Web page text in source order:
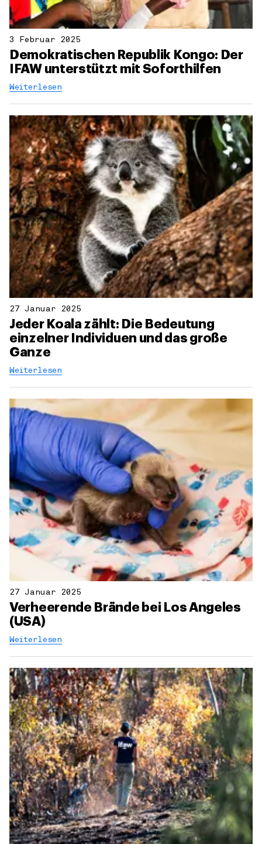
3 Februar 2025
Demokratischen Republik Kongo: Der
IFAW unterstützt mit Soforthilfen
Weiterlesen
27 Januar 2025
Jeder Koala zählt: Die Bedeutung
einzelner Individuen und das große
Ganze
Weiterlesen
27 Januar 2025
Verheerende Brände bei Los Angeles
(USA)
Weiterlesen